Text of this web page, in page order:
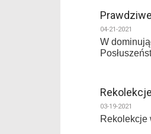
04-21-2021
W
03-19-2021